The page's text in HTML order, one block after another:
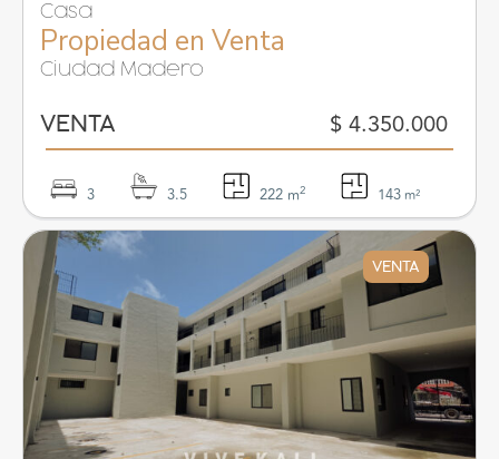
Casa
Propiedad en Venta
Ciudad Madero
VENTA $ 4.350.000
3 3.5 222 m2 143 m²
VENTA